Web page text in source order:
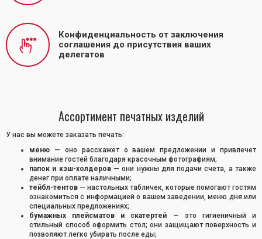
Конфиденциальность от заключения
соглашения до присутствия ваших
делегатов
Ассортимент печатных изделий
У нас вы можете заказать печать:
меню — оно расскажет о вашем предложении и привлечет
внимание гостей благодаря красочным фотографиям;
папок и кэш-холдеров— они нужны для подачи счета, а также
денег при оплате наличными;
тейбл-тентов — настольных табличек, которые помогают гостям
ознакомиться с информацией о вашем заведении, меню дня или
специальных предложениях;
бумажных плейсматов и скатертей — это гигиеничный и
стильный способ оформить стол; они защищают поверхность и
позволяют легко убирать после еды;